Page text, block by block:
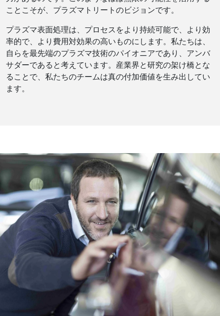
ことこそが、プラズマトリートのビジョンです。
プラズマ表面処理は、プロセスをより持続可能で、より効
率的で、より費用対効果の高いものにします。私たちは、
自らを最先端のプラズマ技術のパイオニアであり、アンバ
サダーであると考えています。産業界と研究の架け橋とな
ることで、私たちのチームは真の付加価値を生み出してい
ます。